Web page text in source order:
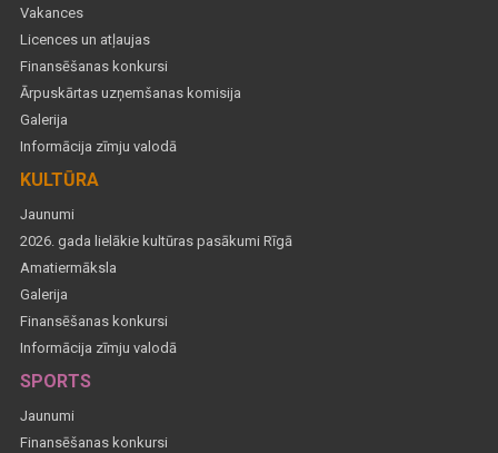
Vakances
Licences un atļaujas
Finansēšanas konkursi
Ārpuskārtas uzņemšanas komisija
Galerija
Informācija zīmju valodā
KULTŪRA
Jaunumi
2026. gada lielākie kultūras pasākumi Rīgā
Amatiermāksla
Galerija
Finansēšanas konkursi
Informācija zīmju valodā
SPORTS
Jaunumi
Finansēšanas konkursi